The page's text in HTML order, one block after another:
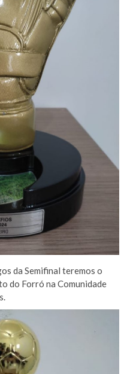
da Semifinal teremos o
do Forró na Comunidade